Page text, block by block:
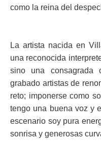
como la reina del
La artista nacida en
una reconocida
sino una
grabado artistas de
reto; imponerse como
tengo una buena voz y
escenario soy pura
sonrisa y generosas